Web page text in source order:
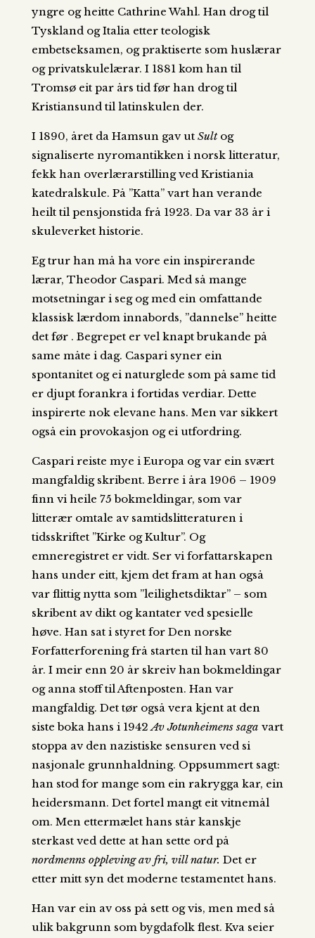
yngre og heitte Cathrine Wahl. Han drog til
Tyskland og Italia etter teologisk
embetseksamen, og praktiserte som huslærar
og privatskulelærar. I 1881 kom han til
Tromsø eit par års tid før han drog til
Kristiansund til latinskulen der.
I 1890, året da Hamsun gav ut Sultog
signaliserte nyromantikken i norsk litteratur,
fekk han overlærarstilling ved Kristiania
katedralskule. På ”Katta” vart han verande
heilt til pensjonstida frå 1923. Da var 33 år i
skuleverket historie.
Eg trur han må ha vore ein inspirerande
lærar, Theodor Caspari. Med så mange
motsetningar i seg og med ein omfattande
klassisk lærdom innabords, ”dannelse” heitte
det før . Begrepet er vel knapt brukande på
same måte i dag. Caspari syner ein
spontanitet og ei naturglede som på same tid
er djupt forankra i fortidas verdiar. Dette
inspirerte nok elevane hans. Men var sikkert
også ein provokasjon og ei utfordring.
Caspari reiste mye i Europa og var ein svært
mangfaldig skribent. Berre i åra 1906 – 1909
finn vi heile 75 bokmeldingar, som var
litterær omtale av samtidslitteraturen i
tidsskriftet ”Kirke og Kultur”. Og
emneregistret er vidt. Ser vi forfattarskapen
hans under eitt, kjem det fram at han også
var flittig nytta som ”leilighetsdiktar” – som
skribent av dikt og kantater ved spesielle
høve. Han sat i styret for Den norske
Forfatterforening frå starten til han vart 80
år. I meir enn 20 år skreiv han bokmeldingar
og anna stoff til Aftenposten. Han var
mangfaldig. Det tør også vera kjent at den
siste boka hans i 1942 Av Jotunheimens saga vart
stoppa av den nazistiske sensuren ved si
nasjonale grunnhaldning. Oppsummert sagt:
han stod for mange som ein rakrygga kar, ein
heidersmann. Det fortel mangt eit vitnemål
om. Men ettermælet hans står kanskje
sterkast ved dette at han sette ord på
nordmenns oppleving av fri, vill natur. Det er
etter mitt syn det moderne testamentet hans.
Han var ein av oss på sett og vis, men med så
ulik bakgrunn som bygdafolk flest. Kva seier